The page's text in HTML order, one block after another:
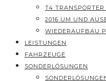
T4
2016 UM UND
WIEDERAUFBAU
LEISTUNGEN
FAHRZEUGE
SONDERLÖSUNGEN